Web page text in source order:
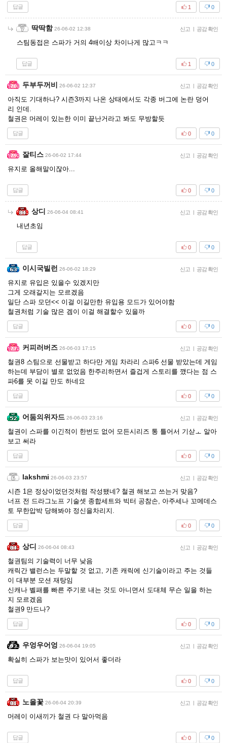
답글 0
1
딱딱함 26-06-02 12:38 신고 | 공감 확인
스팀동접은 스파가 거의 4배이상 차이나게 많고ㅋㅋ
답글 0
1
두부두꺼비 26-06-02 12:37 신고 | 공감 확인
아직도 기대하나? 시즌3까지 나온 상태에서도 각종 버그에 논란 덩어
리 인데.
철권은 머레이 있는한 이미 끝난거라고 봐도 무방할듯
답글 0
0
잘티스 26-06-02 17:44 신고 | 공감 확인
유지로 올해말이잖아...
답글 0
0
상디 26-06-04 08:41 신고 | 공감 확인
내년초임
답글 0
0
이시국빌런 26-06-02 18:29 신고 | 공감 확인
유지로 유입은 있을수 있겠지만
그게 오래갈지는 모르겠음
일단 스파 모던<< 이걸 이길만한 유입용 모드가 있어야함
철권처럼 기술 많은 겜이 이걸 해결할수 있을까
답글 0
0
커피러버즈 26-06-03 17:15 신고 | 공감 확인
철권8 스팀으로 선물받고 하다만 게임 차라리 스파6 선물 받았는데 게임
하는데 부담이 별로 없었음 한주리하면서 즐겁게 스토리를 깼다는 점 스
파6를 못 이길 만도 하네요
답글 0
0
어둠의위자드 26-06-03 23:16 신고 | 공감 확인
철권이 스파를 이긴적이 한번도 없어 모든시리즈 통 틀어서 기삳ㅗ 알아
보고 써라
답글 0
0
lakshmi 26-06-03 23:57 신고 | 공감 확인
시즌 1은 정상이었던것처럼 작성됐네? 철권 해보고 쓰는거 맞음?
너프 전 드라그노프 기술셋 종합세트와 빅터 공참손, 아주세나 꼬메데스
토 무한압박 당해봐야 정신을차리지.
답글 0
0
상디 26-06-04 08:43 신고 | 공감 확인
철권팀의 기술력이 너무 낮음
캐릭간 밸런스는 두말할 것 없고, 기존 캐릭에 신기술이라고 주는 것들
이 대부분 모션 재탕임
신캐나 벨패를 빠른 주기로 내는 것도 아니면서 도대체 무슨 일을 하는
지 모르겠음
철권9 만드나?
답글 0
0
우엉우어엉 26-06-04 19:05 신고 | 공감 확인
확실히 스파가 보는맛이 있어서 좋더라
답글 0
0
노을꽃 26-06-04 20:39 신고 | 공감 확인
머레이 이새끼가 철권 다 말아먹음
답글 0
0